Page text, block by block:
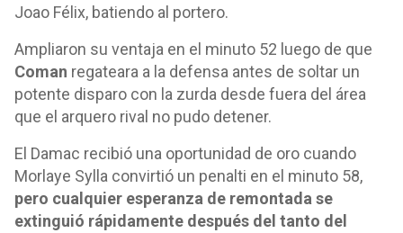
Joao Félix, batiendo al portero.
Ampliaron su ventaja en el minuto 52 luego de que
Coman regateara a la defensa antes de soltar un
potente disparo con la zurda desde fuera del área
que el arquero rival no pudo detener.
El Damac recibió una oportunidad de oro cuando
Morlaye Sylla convirtió un penalti en el minuto 58,
pero cualquier esperanza de remontada se
extinguió rápidamente después del tanto del